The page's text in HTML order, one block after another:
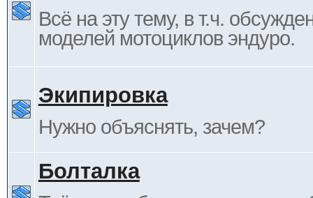
Всё на эту тему, в т.ч.
моделей мотоциклов эндуро.
Экипировка
Нужно объяснять, зачем?
Болталка